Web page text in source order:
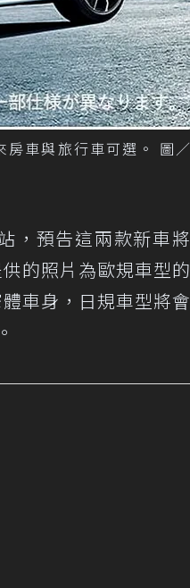
車與旅行車可選。 圖／
，預告這兩款新車將
的照片為歐規車型的
車身，日規車型將會